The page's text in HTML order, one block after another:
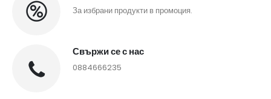
За избрани продукти в промоция.
Свържи се с нас
0884666235